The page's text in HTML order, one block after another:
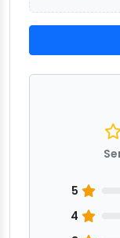
5
4